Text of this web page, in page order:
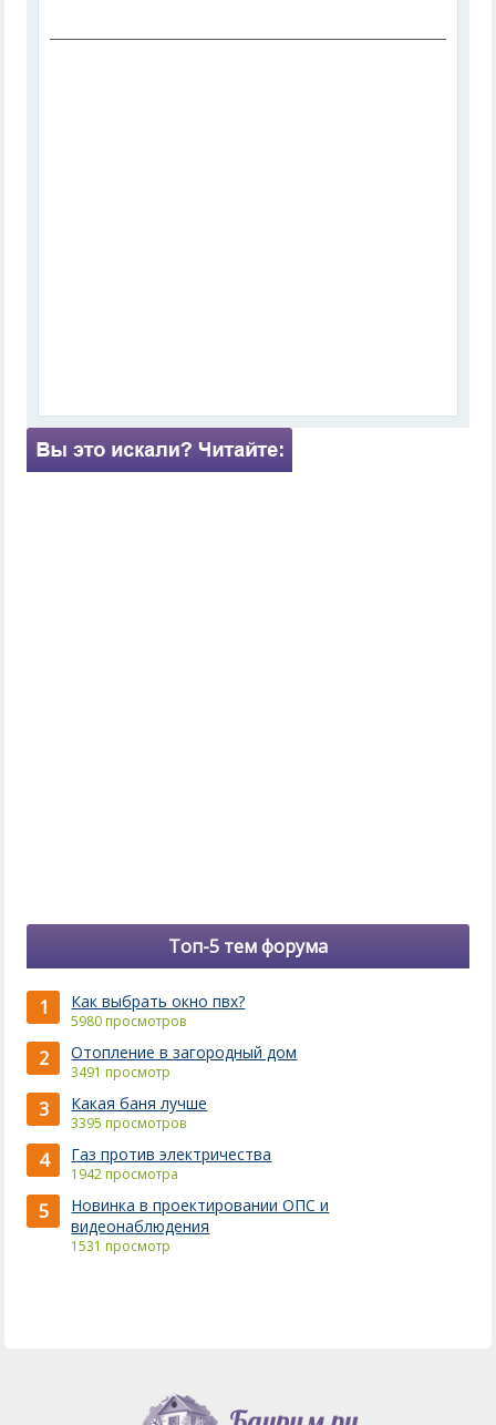
Топ-5 тем форума
1 Как выбрать окно пвх?
5980 просмотров
2 Отопление в загородный дом
3491 просмотр
3 Какая баня лучше
3395 просмотров
4 Газ против электричества
1942 просмотра
5
Новинка в проектировании ОПС и
видеонаблюдения
1531 просмотр